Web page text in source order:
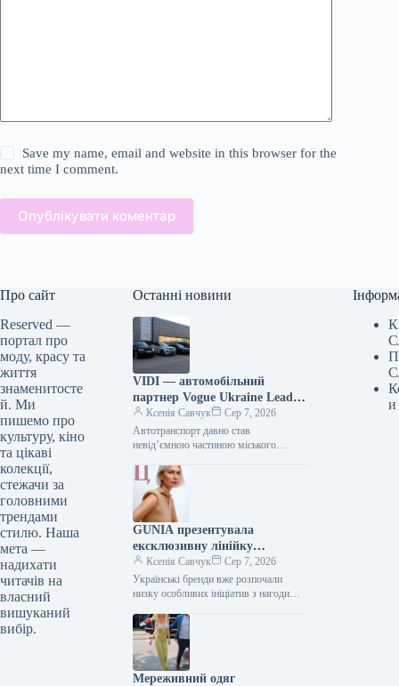
Save my name, email and website in this browser for the
next time I comment.
Опублікувати коментар
Про сайт
Reserved —
портал про
моду, красу та
життя
знаменитосте
й. Ми
пишемо про
культуру, кіно
та цікаві
колекції,
стежачи за
головними
трендами
стилю. Наша
мета —
надихати
читачів на
власний
вишуканий
вибір.
Останні новини
VIDI — автомобільний
партнер Vogue Ukraine Leaders
Gala: які автомобілі будуть
представлені на заході
Ксенія Савчук
Сер 7, 2026
Автотранспорт давно став
невід’ємною частиною міського
роботу та дім, подорожі та
повсякденні клопоти. Тому вибір…
GUNIA презентувала
ексклюзивну лінійку
ювелірних виробів на честь
Дня Незалежності
Ксенія Савчук
Сер 7, 2026
Українські бренди вже розпочали
низку особливих ініціатив з нагоди
Project презентували символічну серію
прикрас – позолочені…
Мереживний одяг
и